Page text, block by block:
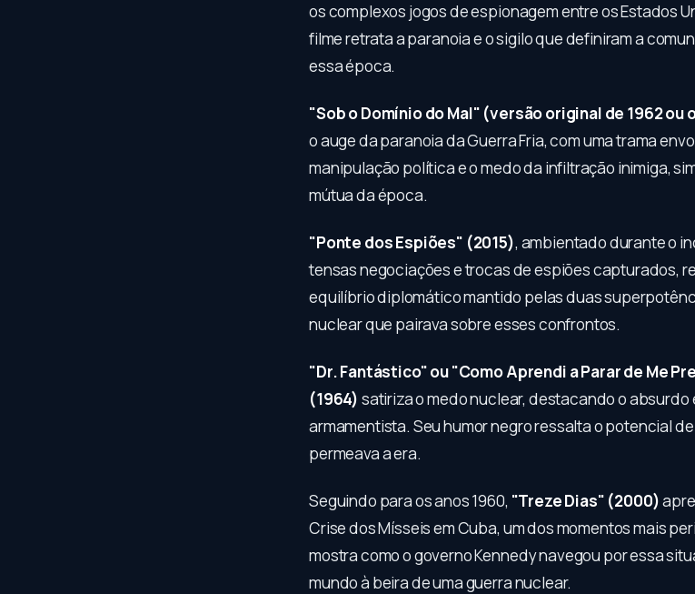
os complexos jogos de espionagem entre os Estados
filme retrata a paranoia e o sigilo que definiram a
essa época.
"Sob o Domínio do Mal" (versão original de 1962 ou
o auge da paranoia da Guerra Fria, com uma trama
manipulação política e o medo da infiltração inimiga,
mútua da época.
"Ponte dos Espiões" (2015), ambientado durante o
tensas negociações e trocas de espiões capturados,
equilíbrio diplomático mantido pelas duas
nuclear que pairava sobre esses confrontos.
"Dr. Fantástico" ou "Como Aprendi a Parar de Me
(1964) satiriza o medo nuclear, destacando o absurdo
armamentista. Seu humor negro ressalta o potencial
permeava a era.
Seguindo para os anos 1960, "Treze Dias" (2000)
Crise dos Mísseis em Cuba, um dos momentos mais
mostra como o governo Kennedy navegou por essa
mundo à beira de uma guerra nuclear.